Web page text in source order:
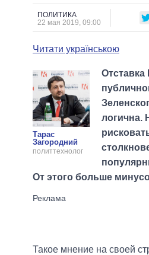
ОБЗОРЫ
ДАЙДЖЕСТЫ
ПРЕЗИДЕНТ И ОФИС
ВЕРХОВНАЯ РАДА
МЭРЫ
ВСЕ ПЕРСОНЫ
СРАВНЕНИЕ
ПОЛИТИКА
22 мая 2019, 09:00
Читати українською
Тарас
Загородний
политтехнолог
Отставка
логична.
От этого больше
Такое мнение на своей